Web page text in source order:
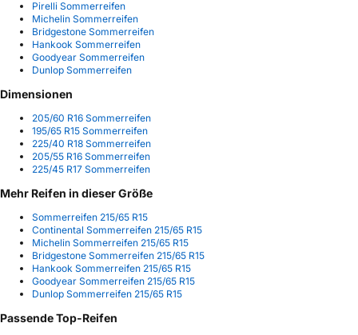
Pirelli Sommerreifen
Michelin Sommerreifen
Bridgestone Sommerreifen
Hankook Sommerreifen
Goodyear Sommerreifen
Dunlop Sommerreifen
Dimensionen
205/60 R16 Sommerreifen
195/65 R15 Sommerreifen
225/40 R18 Sommerreifen
205/55 R16 Sommerreifen
225/45 R17 Sommerreifen
Mehr Reifen in dieser Größe
Sommerreifen 215/65 R15
Continental Sommerreifen 215/65 R15
Michelin Sommerreifen 215/65 R15
Bridgestone Sommerreifen 215/65 R15
Hankook Sommerreifen 215/65 R15
Goodyear Sommerreifen 215/65 R15
Dunlop Sommerreifen 215/65 R15
Passende Top-Reifen